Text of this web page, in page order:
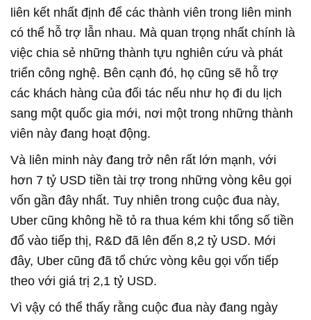
liên kết nhất định để các thành viên trong liên minh
có thể hỗ trợ lẫn nhau. Mà quan trọng nhất chính là
việc chia sẻ những thành tựu nghiên cứu và phát
triển công nghệ. Bên cạnh đó, họ cũng sẽ hỗ trợ
các khách hàng của đối tác nếu như họ đi du lịch
sang một quốc gia mới, nơi một trong những thành
viên này đang hoạt động.
Và liên minh này đang trở nên rất lớn mạnh, với
hơn 7 tỷ USD tiền tài trợ trong những vòng kêu gọi
vốn gần đây nhất. Tuy nhiên trong cuộc đua này,
Uber cũng không hề tỏ ra thua kém khi tổng số tiền
đổ vào tiếp thị, R&D đã lên đến 8,2 tỷ USD. Mới
đây, Uber cũng đã tổ chức vòng kêu gọi vốn tiếp
theo với giá trị 2,1 tỷ USD.
Vì vậy có thể thấy rằng cuộc đua này đang ngày